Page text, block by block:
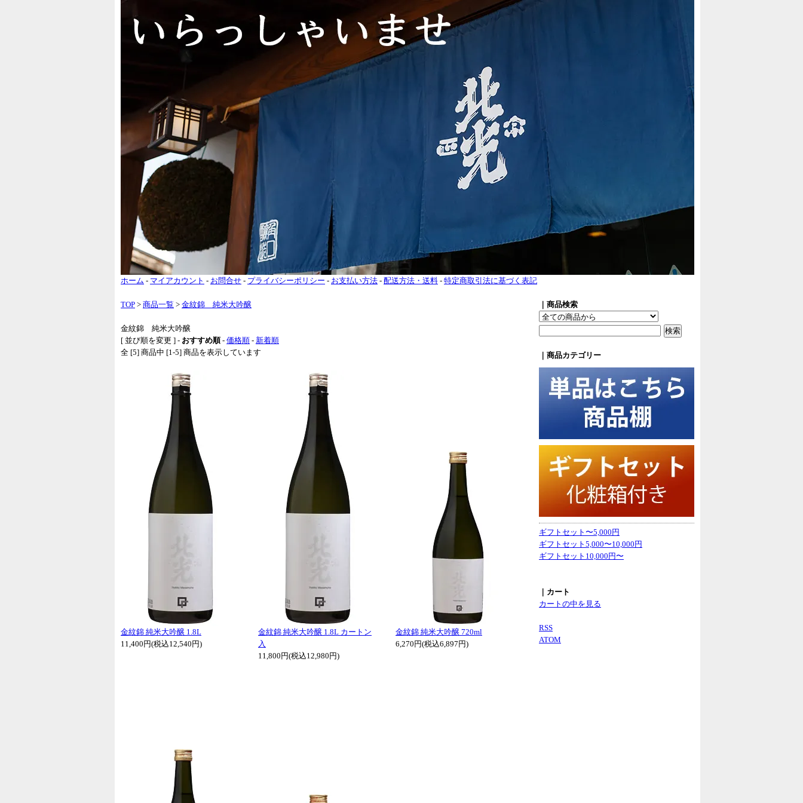
ホーム - マイアカウント - お問合せ - プライバシーポリシー - お支払い方法 - 配送方法・送料 - 特定商取引法に基づく表記
TOP > 商品一覧 > 金紋錦 純米大吟醸
金紋錦 純米大吟醸
[ 並び順を変更 ] - おすすめ順- 価格順 - 新着順
全 [5] 商品中 [1-5] 商品を表示しています
金紋錦 純米大吟醸 1.8L
11,400円(税込12,540円)
金紋錦 純米大吟醸 1.8L カートン
入
11,800円(税込12,980円)
金紋錦 純米大吟醸 720ml
6,270円(税込6,897円)
｜商品検索
｜商品カテゴリー
ギフトセット〜5,000円
ギフトセット5,000〜10,000円
ギフトセット10,000円〜
｜カート
カートの中を見る
RSS
ATOM